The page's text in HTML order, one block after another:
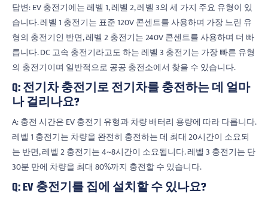
답변: EV 충전기에는 레벨 1, 레벨 2, 레벨 3의 세 가지 주요 유형이 있
습니다. 레벨 1 충전기는 표준 120V 콘센트를 사용하며 가장 느린 유
형의 충전기인 반면, 레벨 2 충전기는 240V 콘센트를 사용하며 더 빠
릅니다. DC 고속 충전기라고도 하는 레벨 3 충전기는 가장 빠른 유형
의 충전기이며 일반적으로 공공 충전소에서 찾을 수 있습니다.
Q: 전기차 충전기로 전기차를 충전하는 데 얼마
나 걸리나요?
A: 충전 시간은 EV 충전기 유형과 차량 배터리 용량에 따라 다릅니다.
레벨 1 충전기는 차량을 완전히 충전하는 데 최대 20시간이 소요되
는 반면, 레벨 2 충전기는 4~8시간이 소요됩니다. 레벨 3 충전기는 단
30분 만에 차량을 최대 80%까지 충전할 수 있습니다.
Q: EV 충전기를 집에 설치할 수 있나요?